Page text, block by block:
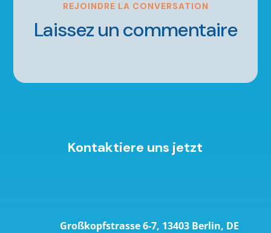
REJOINDRE LA CONVERSATION
Laissez un commentaire
Kontaktiere uns jetzt
Großkopfstrasse 6-7, 13403 Berlin, DE